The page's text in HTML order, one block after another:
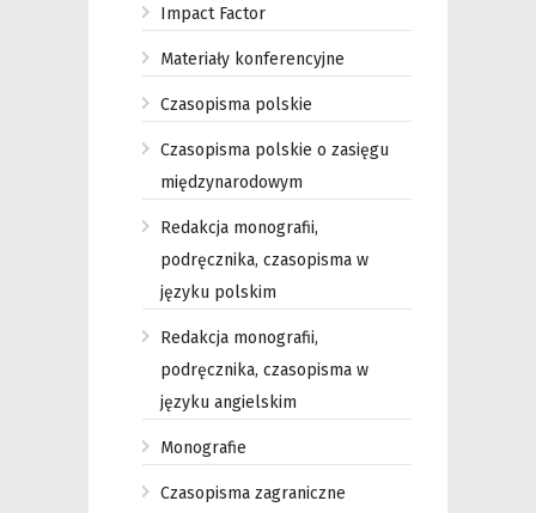
Impact Factor
Materiały konferencyjne
Czasopisma polskie
Czasopisma polskie o zasięgu
międzynarodowym
Redakcja monografii,
podręcznika, czasopisma w
języku polskim
Redakcja monografii,
podręcznika, czasopisma w
języku angielskim
Monografie
Czasopisma zagraniczne